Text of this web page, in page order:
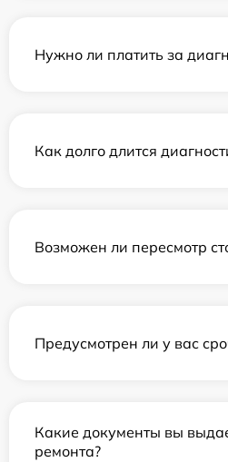
Нужно ли платить за
Как долго длится
Возможен ли пересмотр
Предусмотрен ли у вас
Какие документы вы
ремонта?